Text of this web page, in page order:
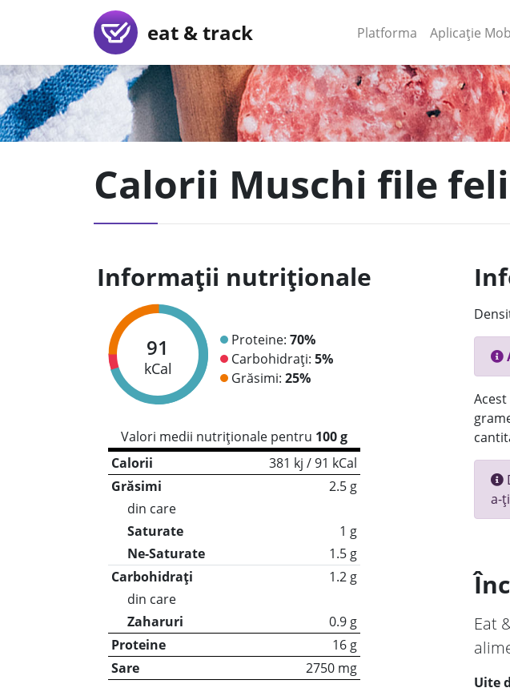
eat & track Platforma (current)
Aplicație
Calorii Muschi file
Informații nutriționale
91
kCal
Proteine: 70%
Carbohidrați: 5%
Grăsimi: 25%
Valori medii nutriționale pentru 100 g
Calorii
381 kj / 91 kCal
Grăsimi
2.5 g
din care
Saturate
1 g
Ne-Saturate
1.5 g
Carbohidrați
1.2 g
din care
Zaharuri
0.9 g
Proteine
16 g
Sare
2750 mg
a-
Eat
Uite